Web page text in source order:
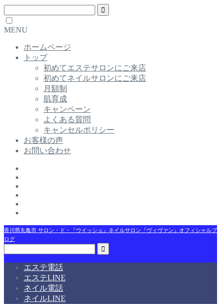
MENU
ホームページ
トップ
初めてエステサロンにご来店
初めてネイルサロンにご来店
月額制
肌育成
キャンペーン
よくある質問
キャンセルポリシー
お客様の声
お問い合わせ
香川県丸亀市 サロン・ド・『ウイッシュ』ネイルサロン『ヴィヴァン』オフィシャルブ
ログ
エステ電話
エステLINE
ネイル電話
ネイルLINE